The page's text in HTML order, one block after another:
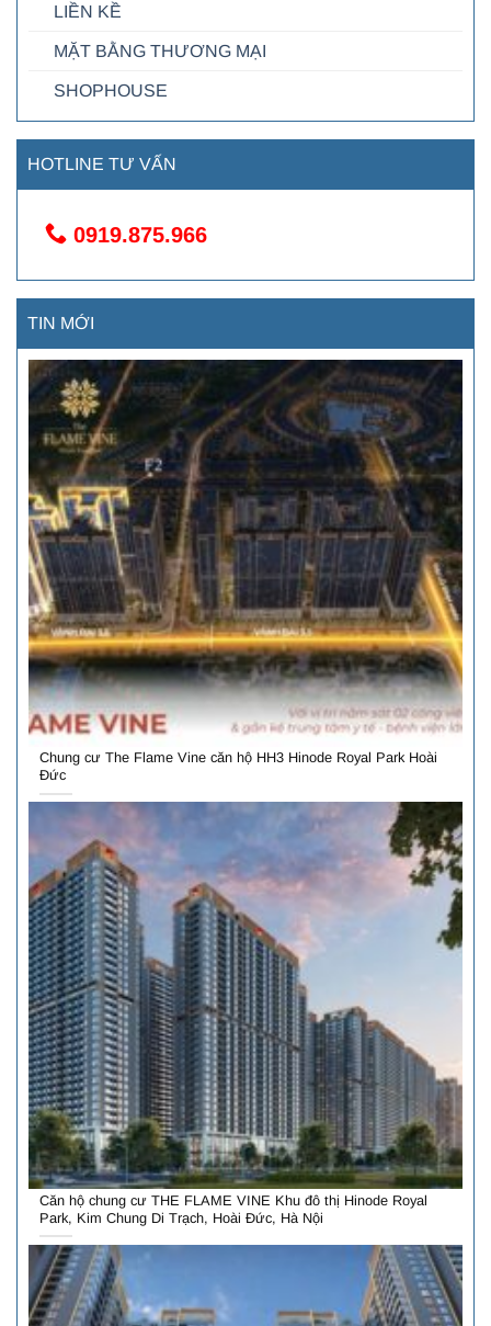
LIỀN KỀ
MẶT BẰNG THƯƠNG MẠI
SHOPHOUSE
HOTLINE TƯ VẤN
0919.875.966
TIN MỚI
Chung cư The Flame Vine căn hộ HH3 Hinode Royal Park Hoài
Đức
Căn hộ chung cư THE FLAME VINE Khu đô thị Hinode Royal
Park, Kim Chung Di Trạch, Hoài Đức, Hà Nội